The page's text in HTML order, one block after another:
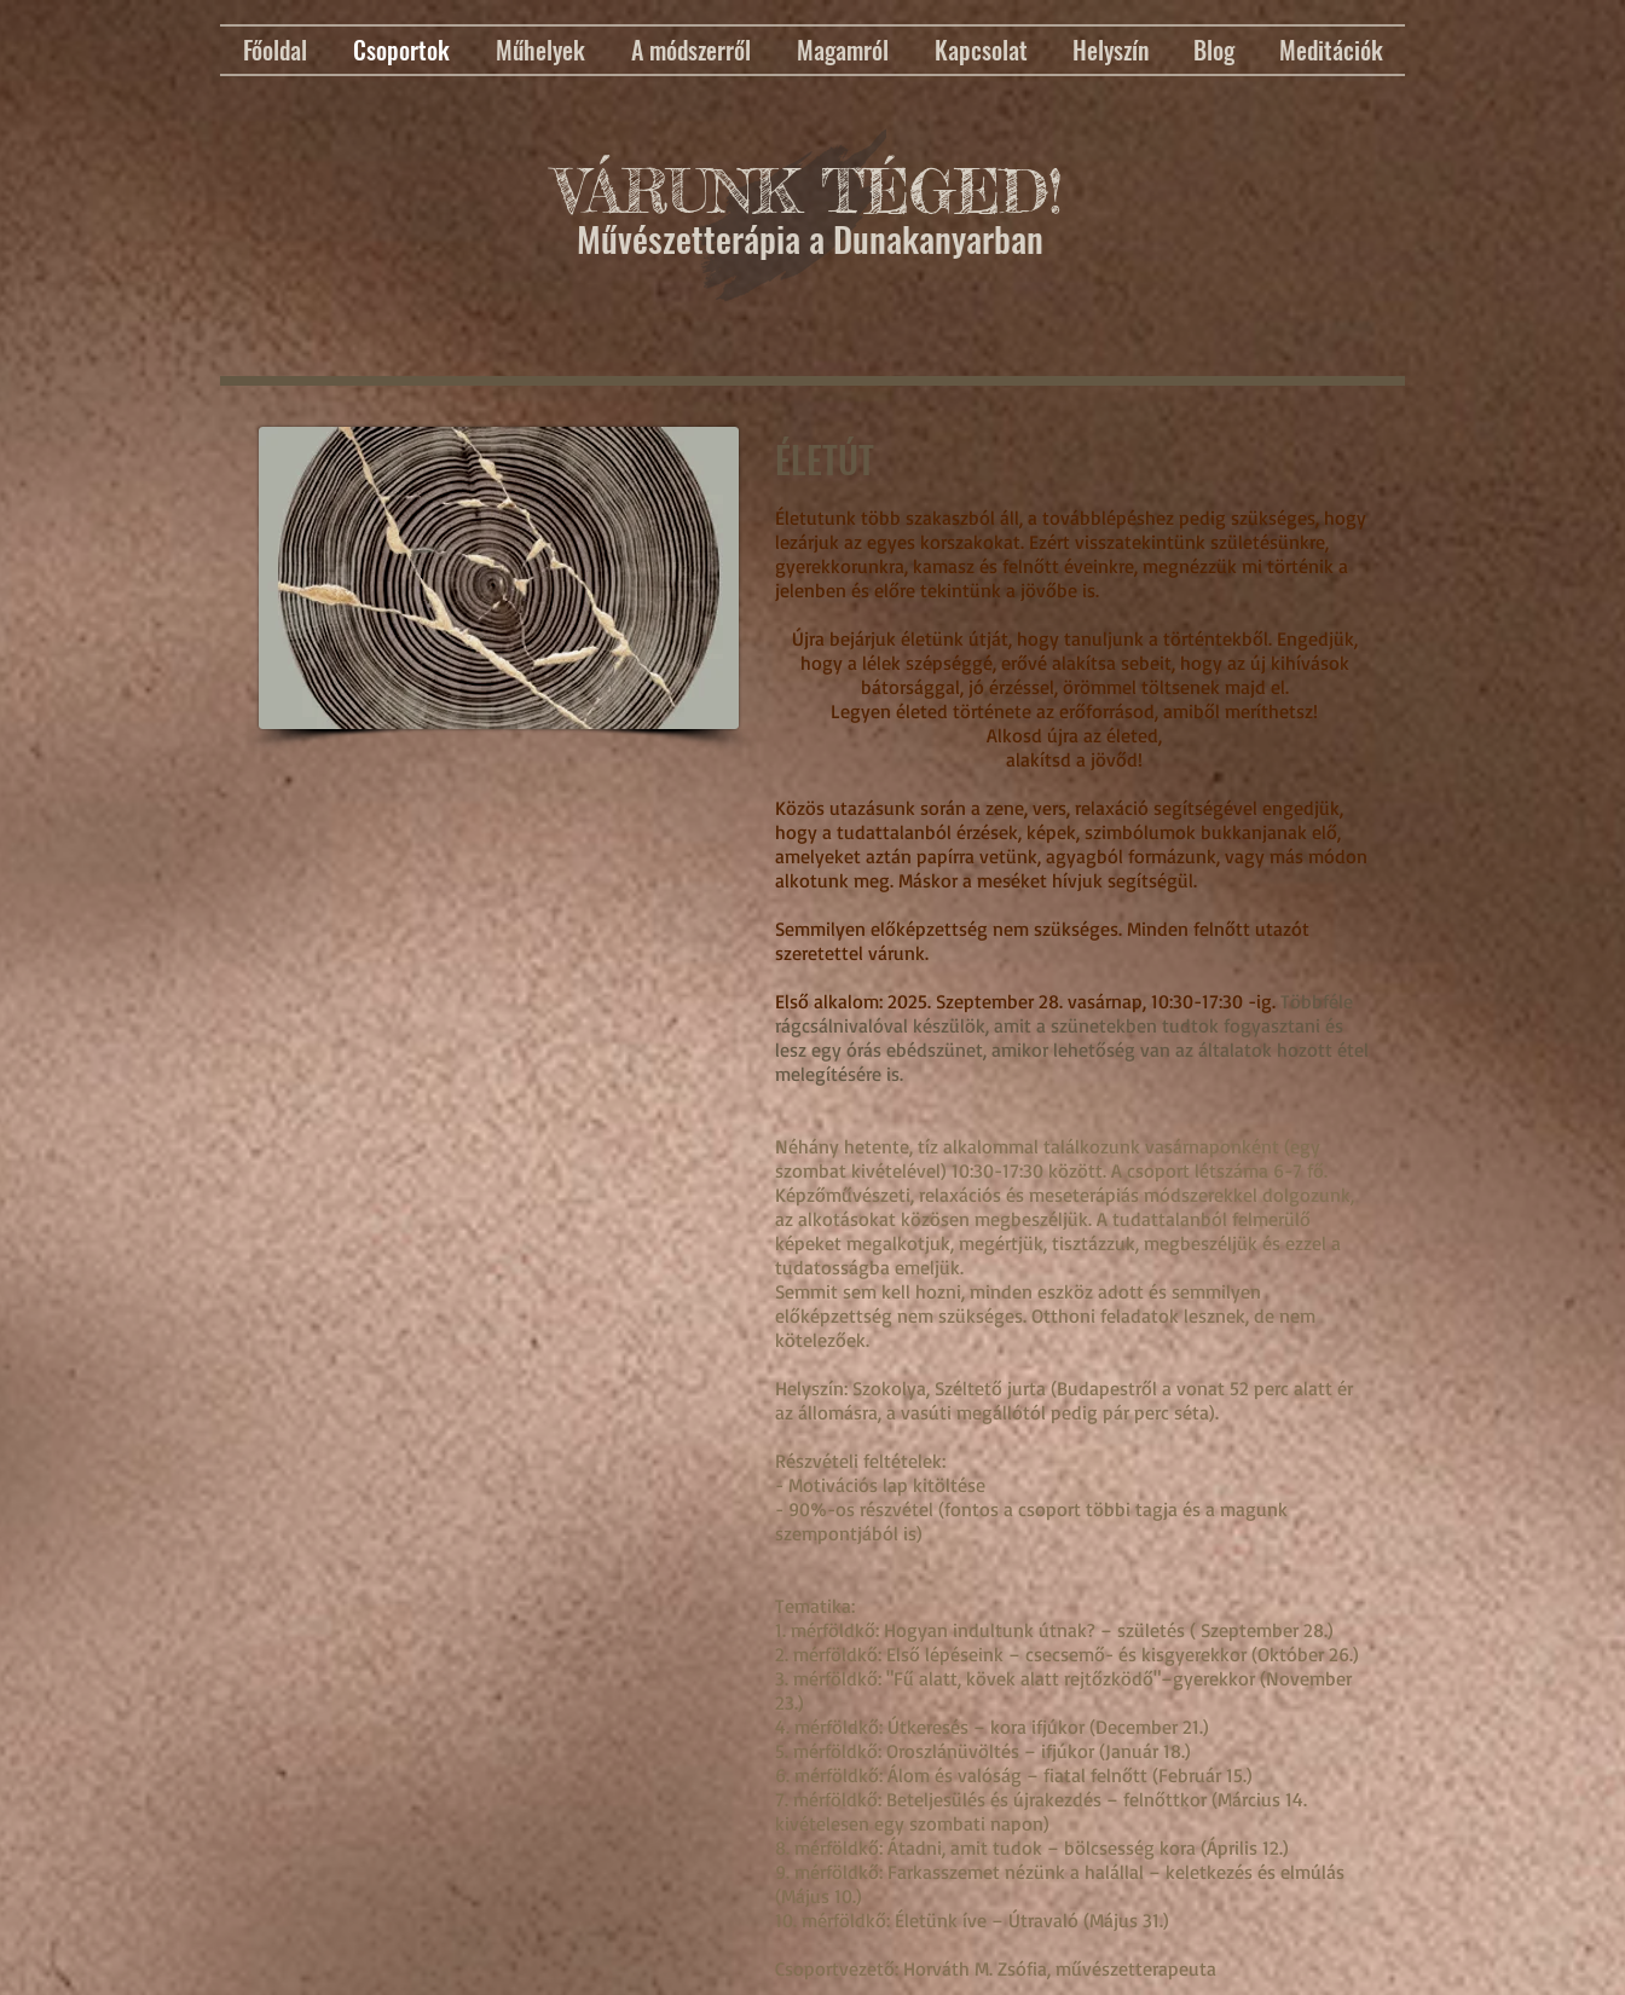
Főoldal Csoportok Műhelyek A módszerről Magamról Kapcsolat Helyszín Blog Meditációk
VÁRUNK TÉGED!
Művészetterápia a Dunakanyarban
ÉLETÚT
Életutunk több szakaszból áll, a továbblépéshez pedig szükséges, hogy
lezárjuk az egyes korszakokat. Ezért visszatekintünk születésünkre,
gyerekkorunkra, kamasz és felnőtt éveinkre, megnézzük mi történik a
jelenben és előre tekintünk a jövőbe is.
Újra bejárjuk életünk útját, hogy tanuljunk a történtekből. Engedjük,
hogy a lélek szépséggé, erővé alakítsa sebeit, hogy az új kihívások
bátorsággal, jó érzéssel, örömmel töltsenek majd el.
Legyen életed története az erőforrásod, amiből meríthetsz!
Alkosd újra az életed,
alakítsd a jövőd!
Közös utazásunk során a zene, vers, relaxáció segítségével engedjük,
hogy a tudattalanból érzések, képek, szimbólumok bukkanjanak elő,
amelyeket aztán papírra vetünk, agyagból formázunk, vagy más módon
alkotunk meg. Máskor a meséket hívjuk segítségül.
Semmilyen előképzettség nem szükséges. Minden felnőtt utazót
szeretettel várunk.
Első alkalom: 2025. Szeptember 28. vasárnap, 10:30-17:30 -ig. Többféle
rágcsálnivalóval készülök, amit a szünetekben tudtok fogyasztani és
lesz egy órás ebédszünet, amikor lehetőség van az általatok hozott étel
melegítésére is.
Néhány hetente, tíz alkalommal találkozunk vasárnaponként (egy
szombat kivételével) 10:30-17:30 között. A csoport létszáma 6-7 fő.
Képzőművészeti, relaxációs és meseterápiás módszerekkel dolgozunk,
az alkotásokat közösen megbeszéljük. A tudattalanból felmerülő
képeket megalkotjuk, megértjük, tisztázzuk, megbeszéljük és ezzel a
tudatosságba emeljük.
Semmit sem kell hozni, minden eszköz adott és semmilyen
előképzettség nem szükséges. Otthoni feladatok lesznek, de nem
kötelezőek.
Helyszín: Szokolya, Széltető jurta (Budapestről a vonat 52 perc alatt ér
az állomásra, a vasúti megállótól pedig pár perc séta).
Részvételi feltételek:
- Motivációs lap kitöltése
- 90%-os részvétel (fontos a csoport többi tagja és a magunk
szempontjából is)
Tematika:
1. mérföldkő: Hogyan indultunk útnak? – születés ( Szeptember 28.)
2. mérföldkő: Első lépéseink – csecsemő- és kisgyerekkor (Október 26.)
3. mérföldkő: "Fű alatt, kövek alatt rejtőzködő"–gyerekkor (November
23.)
4. mérföldkő: Útkeresés – kora ifjúkor (December 21.)
5. mérföldkő: Oroszlánüvöltés – ifjúkor (Január 18.)
6. mérföldkő: Álom és valóság – fiatal felnőtt (Február 15.)
7. mérföldkő: Beteljesülés és újrakezdés – felnőttkor (Március 14.
kivételesen egy szombati napon)
8. mérföldkő: Átadni, amit tudok – bölcsesség kora (Április 12.)
9. mérföldkő: Farkasszemet nézünk a halállal – keletkezés és elmúlás
(Május 10.)
10. mérföldkő: Életünk íve – Útravaló (Május 31.)
Csoportvezető: Horváth M. Zsófia, művészetterapeuta